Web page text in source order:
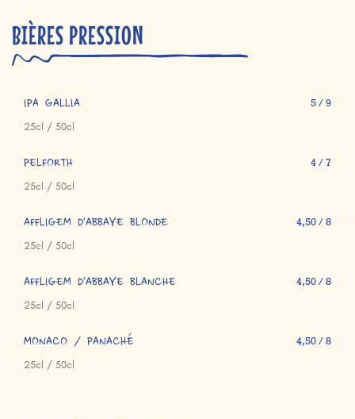
BIÈRES PRESSION
IPA GALLIA
25cl / 50cl
5 / 9
PELFORTH
25cl / 50cl
4 / 7
AFFLIGEM D'ABBAYE BLONDE
25cl / 50cl
4,50 / 8
AFFLIGEM D'ABBAYE BLANCHE
25cl / 50cl
4,50 / 8
MONACO / PANACHÉ
25cl / 50cl
4,50 / 8